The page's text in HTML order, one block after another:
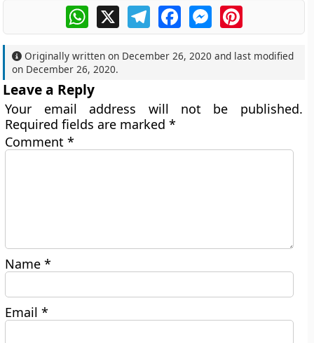
WhatsApp
X TelegramFacebookMessengerPinterest
Originally written on December 26, 2020 and last modified
on December 26, 2020.
Leave a Reply
Your email address will not be published.
Required fields are marked*
Comment*
Name*
Email*